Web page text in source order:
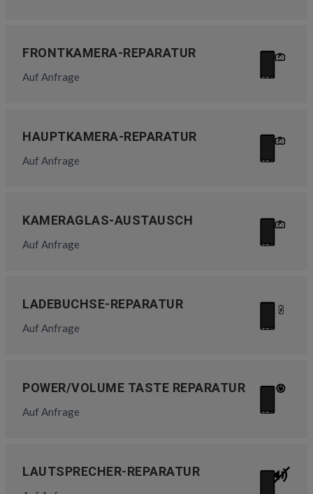
FRONTKAMERA-REPARATUR
Auf Anfrage
HAUPTKAMERA-REPARATUR
Auf Anfrage
KAMERAGLAS-AUSTAUSCH
Auf Anfrage
LADEBUCHSE-REPARATUR
Auf Anfrage
POWER/VOLUME TASTE REPARATUR
Auf Anfrage
LAUTSPRECHER-REPARATUR